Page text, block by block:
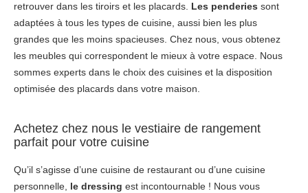
retrouver dans les tiroirs et les placards. Les penderies sont
adaptées à tous les types de cuisine, aussi bien les plus
grandes que les moins spacieuses. Chez nous, vous obtenez
les meubles qui correspondent le mieux à votre espace. Nous
sommes experts dans le choix des cuisines et la disposition
optimisée des placards dans votre maison.
Achetez chez nous le vestiaire de rangement
parfait pour votre cuisine
Qu’il s’agisse d’une cuisine de restaurant ou d’une cuisine
personnelle, le dressing est incontournable ! Nous vous